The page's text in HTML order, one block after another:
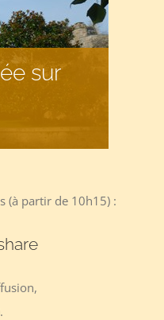
sur
(à partir de 10h15) :